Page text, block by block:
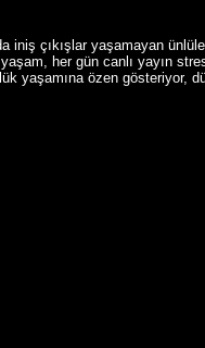
çıkışlar yaşamayan
her gün canlı yayın
yaşamına özen gösteriyor,